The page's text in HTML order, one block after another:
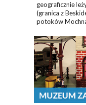
geograficznie
(granica z
potoków